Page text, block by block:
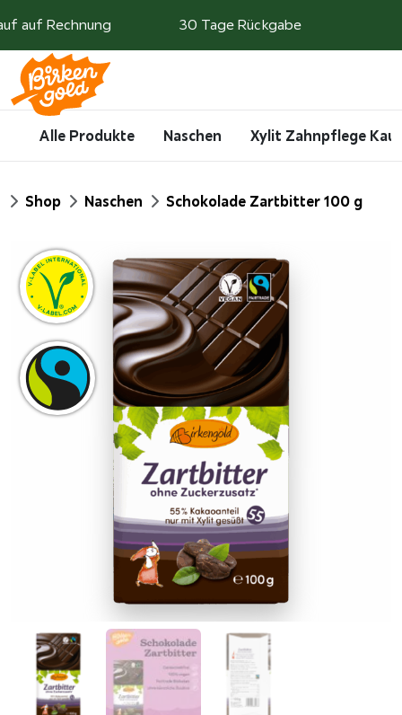
auf Rechnung 30 Tage Rückgabe
Alle Produkte Naschen Xylit Zahnpflege
StartShop Naschen Schokolade Zartbitter 100 g